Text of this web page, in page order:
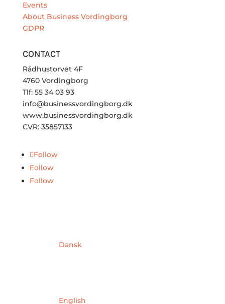
Events
About Business Vordingborg
GDPR
CONTACT
Rådhustorvet 4F
4760 Vordingborg
Tlf: 55 34 03 93
info@businessvordingborg.dk
www.businessvordingborg.dk
CVR: 35857133
Follow
Follow
Follow
Dansk
English